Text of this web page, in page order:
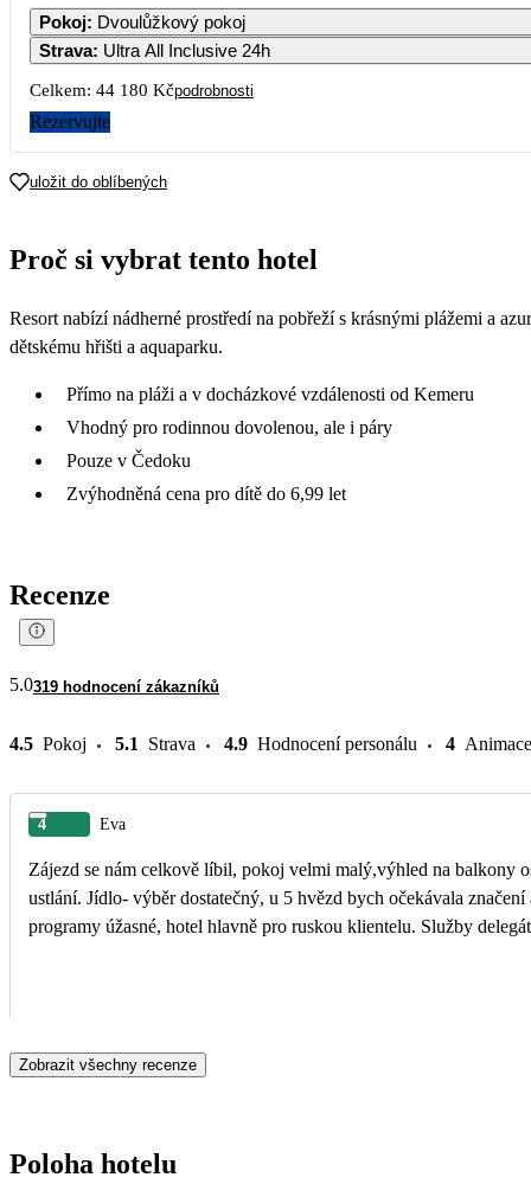
Pokoj: Dvoulůžkový pokoj
Strava: Ultra All Inclusive 24h
Celkem: 44 180 Kčpodrobnosti
Rezervujte
uložit do oblíbených
Proč si vybrat tento hotel
Resort nabízí nádherné prostředí na pobřeží s krásnými plážemi a
dětskému hřišti a aquaparku.
Přímo na pláži a v docházkové vzdálenosti od Kemeru
Vhodný pro rodinnou dovolenou, ale i páry
Pouze v Čedoku
Zvýhodněná cena pro dítě do 6,99 let
Recenze
5.0319 hodnocení zákazníků
4.5 Pokoj 5.1 Strava 4.9 Hodnocení personálu 4 Animace
4 Eva
Zájezd se nám celkově líbil, pokoj velmi malý,výhled na balkony
ustlání. Jídlo- výběr dostatečný, u 5 hvězd bych očekávala
programy úžasné, hotel hlavně pro ruskou klientelu. Služby
Zobrazit všechny recenze
Poloha hotelu